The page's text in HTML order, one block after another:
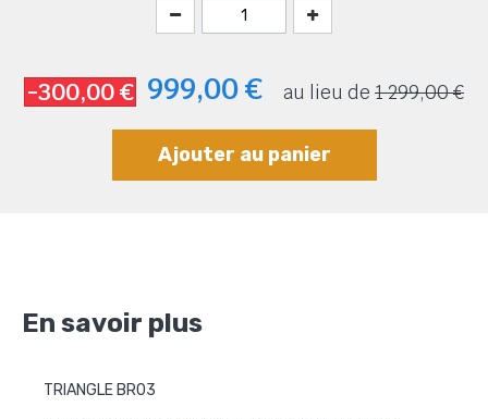
-300,00 € 999,00 € au lieu de 1 299,00 €
Ajouter au panier
En savoir plus
TRIANGLE BR03